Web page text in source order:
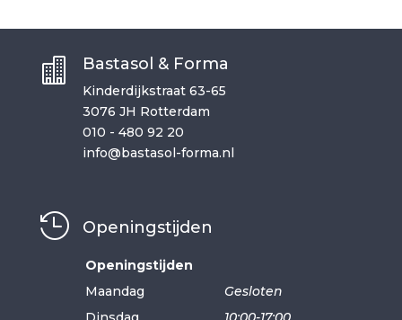
 Bastasol & Forma
Kinderdijkstraat 63-65
3076 JH Rotterdam
010 - 480 92 20
info@bastasol-forma.nl
 Openingstijden
Openingstijden
Maandag
Gesloten